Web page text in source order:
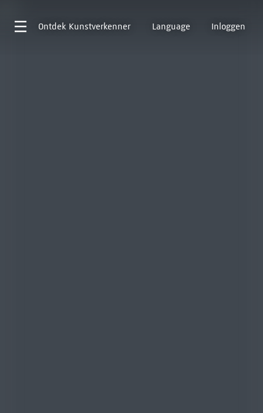
Ontdek Kunstverkenner Language Inloggen